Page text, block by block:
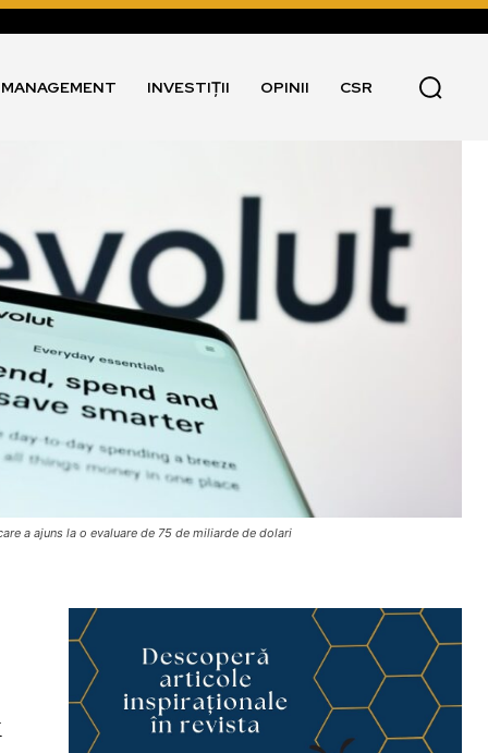
MANAGEMENT INVESTIȚII OPINII CSR
a ajuns la o evaluare de 75 de miliarde de dolari